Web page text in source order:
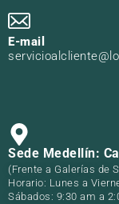
E-mail
Sede Medellín:
(Frente a Galerías de
Horario: Lunes a
Sábados: 9:30 am a